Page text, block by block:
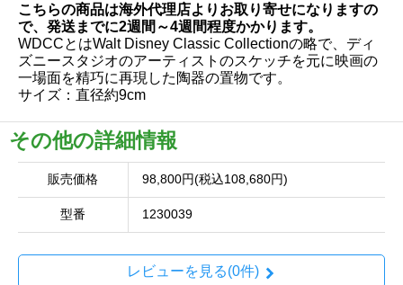
こちらの商品は海外代理店よりお取り寄せになりますの
で、発送までに2週間～4週間程度かかります。
WDCCとはWalt Disney Classic Collectionの略で、ディ
ズニースタジオのアーティストのスケッチを元に映画の
一場面を精巧に再現した陶器の置物です。
サイズ：直径約9cm
その他の詳細情報
販売価格 98,800円(税込108,680円)
型番 1230039
レビューを見る(0件)